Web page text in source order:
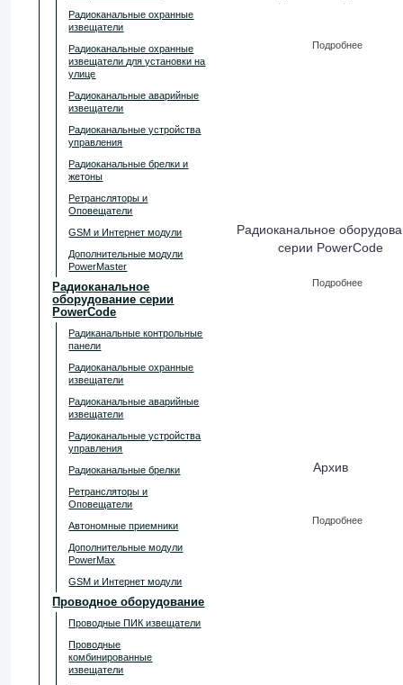
Радиоканальные охранные
извещатели
Радиоканальные охранные
извещатели для установки на
улице
Радиоканальные аварийные
извещатели
Радиоканальные устройства
управления
Радиоканальные брелки и
жетоны
Ретрансляторы и
Оповещатели
GSM и Интернет модули
Дополнительные модули
PowerMaster
Радиоканальное
оборудование серии
PowerCode
Радиканальные контрольные
панели
Радиоканальные охранные
извещатели
Радиоканальные аварийные
извещатели
Радиоканальные устройства
управления
Радиоканальные брелки
Ретрансляторы и
Оповещатели
Автономные приемники
Дополнительные модули
PowerMax
GSM и Интернет модули
Проводное оборудование
Проводные ПИК извещатели
Проводные
комбинированные
извещатели
Подробнее
Радиоканальное
серии PowerCode
Подробнее
Архив
Подробнее